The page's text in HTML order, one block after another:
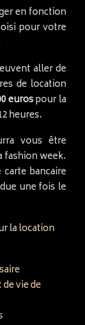
en fonction
pour votre
aller de
de location
eurospour la
heures.
vous être
fashion week.
bancaire
une fois le
lalocation
vie de